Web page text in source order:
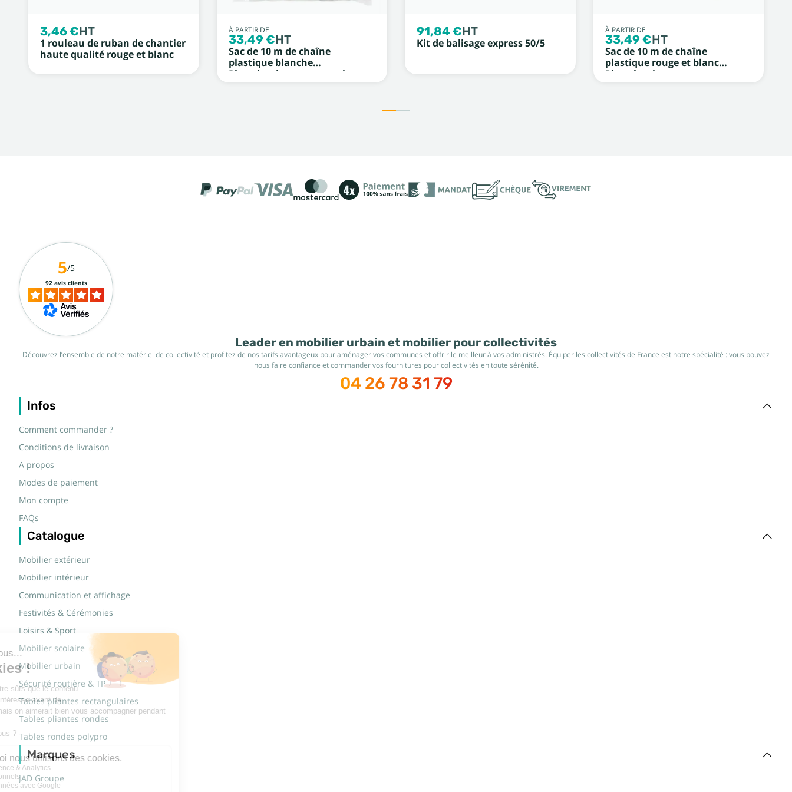
3,46 €HT
1 rouleau de ruban de chantier
haute qualité rouge et blanc
À PARTIR DE
33,49 €HT
Sac de 10 m de chaîne
plastique blanche
Photoluminescent et noir
91,84 €HT
Kit de balisage express 50/5
À PARTIR DE
33,49 €HT
Sac de 10 m de chaîne
plastique rouge et blanc
Photoluminescent
Leader en mobilier urbain et mobilier pour collectivités
Découvrez l’ensemble de notre matériel de collectivité et profitez de nos tarifs avantageux pour aménager vos communes et offrir le meilleur à vos administrés. Équiper les collectivités de France est notre spécialité : vous pouvez
nous faire confiance et commander vos fournitures pour collectivités en toute sérénité.
04 26 78 31 79
Infos
Comment commander ?
Conditions de livraison
A propos
Modes de paiement
Mon compte
FAQs
Catalogue
Mobilier extérieur
Mobilier intérieur
Communication et affichage
Festivités & Cérémonies
Loisirs & Sport
Mobilier scolaire
Mobilier urbain
Sécurité routière & TP
Tables pliantes rectangulaires
Tables pliantes rondes
Tables rondes polypro
Marques
JAD Groupe
5/5
92 avis clients